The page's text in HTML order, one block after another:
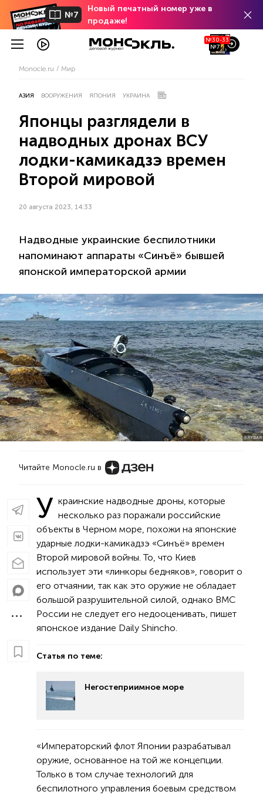
№7
Новый печатный номер уже в
продаже!
№30-33
№7
Monocle.ru Мир
АЗИЯ ВООРУЖЕНИЯ ЯПОНИЯ УКРАИНА
Японцы разглядели в
надводных дронах ВСУ
лодки-камикадзэ времен
Второй мировой
20 августа 2023, 14:33
Надводные украинские беспилотники
напоминают аппараты «Синъё» бывшей
японской императорской армии
@RYBAR
Читайте Monocle.ru в
У краинские надводные дроны, которые
несколько раз поражали российские
объекты в Черном море, похожи на японские
ударные лодки-камикадзэ «Синъё» времен
Второй мировой войны. То, что Киев
использует эти «линкоры бедняков», говорит о
его отчаянии, так как это оружие не обладает
большой разрушительной силой, однако ВМС
России не следует его недооценивать, пишет
японское издание Daily Shincho.
Статья по теме:
Негостеприимное море
«Императорский флот Японии разрабатывал
оружие, основанное на той же концепции.
Только в том случае технологий для
беспилотного управления боевым средством